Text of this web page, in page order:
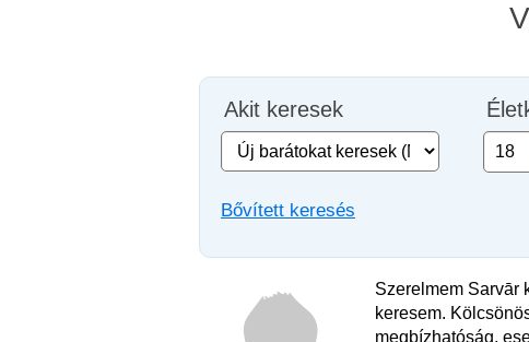
Akit keresek
Bővített keresés
Szerelmem Sarvār
keresem.
megbízhatóság,